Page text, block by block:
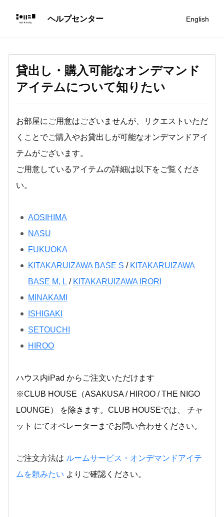
English
貸出し・購入可能なオンデマンド
アイテムについて知りたい
お部屋にご用意はございませんが、リクエストいただ
くことでご購入やお貸出しが可能なオンデマンドアイ
テムがございます。
ご用意しているアイテムの詳細は以下をご覧くださ
い。
AOSIHIMA
NASU
FUKUOKA
KITAKARUIZAWA BASE S / KITAKARUIZAWA
BASE M, L / KITAKARUIZAWA IRORI
MINAKAMI
ISHIGAKI
SETOUCHI
HIROO
ハウス内iPad からご注文いただけます
※CLUB HOUSE（ASAKUSA / HIROO / THE NIGO
LOUNGE） を除きます。CLUB HOUSEでは、 チャ
ット にてオペレーターまでお問い合わせください。
ご注文方法は ルームサービス・オンデマンドアイテ
ムを頼みたい よりご確認ください。